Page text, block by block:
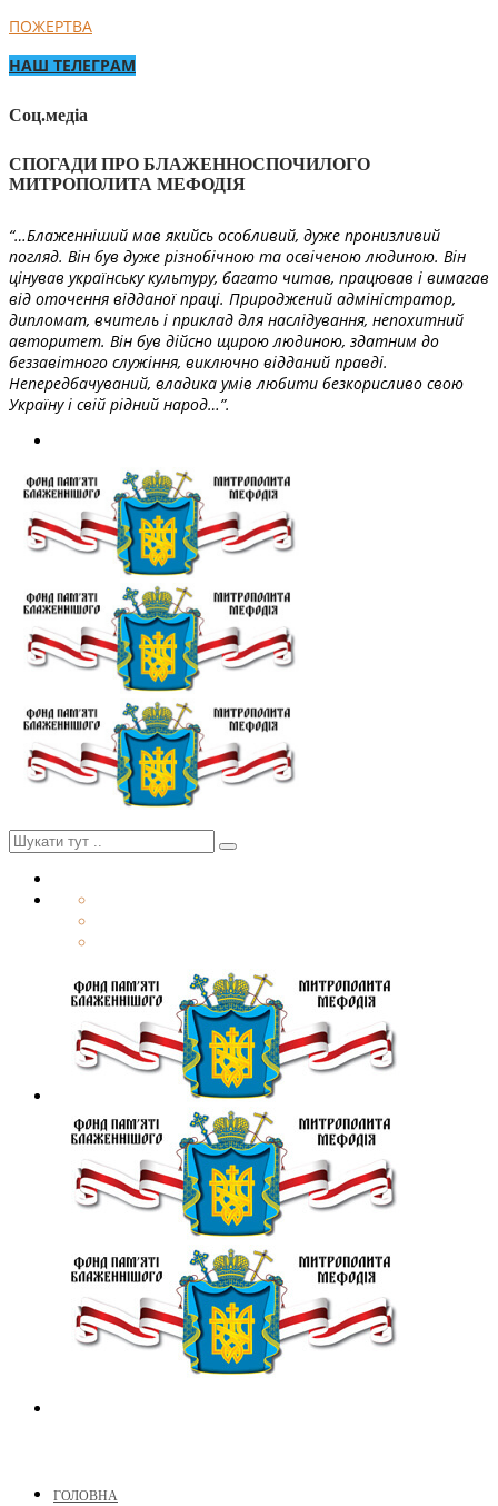
ПОЖЕРТВА
НАШ ТЕЛЕГРАМ
Соц.медіа
СПОГАДИ ПРО БЛАЖЕННОСПОЧИЛОГО
МИТРОПОЛИТА МЕФОДІЯ
“…Блаженніший мав якийсь особливий, дуже пронизливий
погляд. Він був дуже різнобічною та освіченою людиною. Він
цінував українську культуру, багато читав, працював і вимагав
від оточення відданої праці. Природжений адміністратор,
дипломат, вчитель і приклад для наслідування, непохитний
авторитет. Він був дійсно щирою людиною, здатним до
беззавітного служіння, виключно відданий правді.
Непередбачуваний, владика умів любити безкорисливо свою
Україну і свій рідний народ…”.
ГОЛОВНА